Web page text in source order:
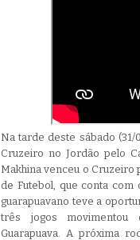
Na tarde deste sábado (31/
Cruzeiro no Jordão pelo
Makhina venceu o Cruzeiro
de Futebol, que conta com
guarapuavano teve a
três jogos movimentou
Guarapuava. A próxima